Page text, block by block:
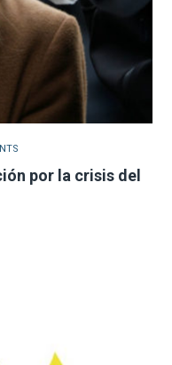
por la crisis del